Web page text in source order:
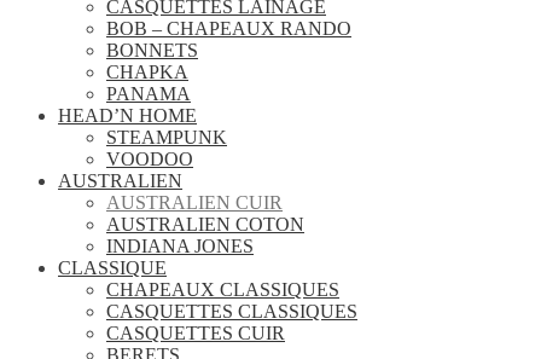
CASQUETTES LAINAGE
BOB – CHAPEAUX RANDO
BONNETS
CHAPKA
PANAMA
HEAD’N HOME
STEAMPUNK
VOODOO
AUSTRALIEN
AUSTRALIEN CUIR
AUSTRALIEN COTON
INDIANA JONES
CLASSIQUE
CHAPEAUX CLASSIQUES
CASQUETTES CLASSIQUES
CASQUETTES CUIR
BERETS